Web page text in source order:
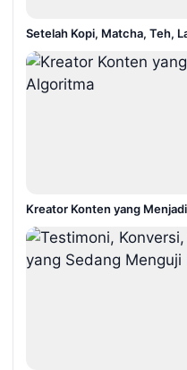
Setelah Kopi, Matcha, Teh,
Kreator Konten yang